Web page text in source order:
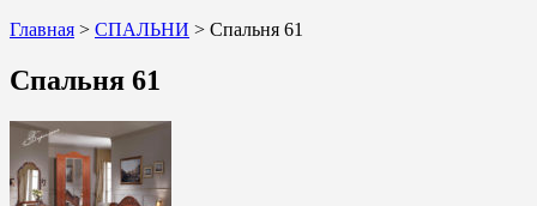
Главная > СПАЛЬНИ > Спальня 61
Спальня 61